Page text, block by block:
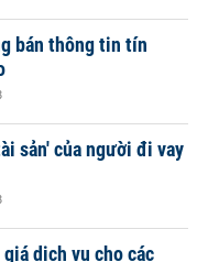
bán thông tin tín
sản' của người đi vay
dịch vụ cho các